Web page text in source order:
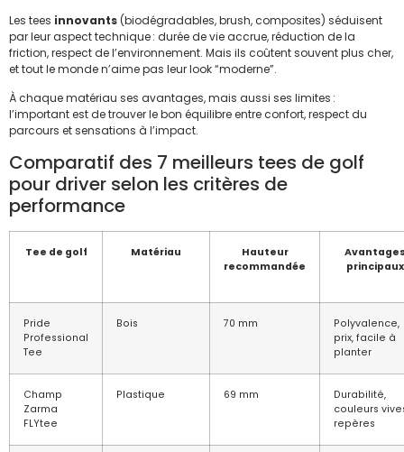
Les tees innovants (biodégradables, brush, composites) séduisent
par leur aspect technique : durée de vie accrue, réduction de la
friction, respect de l’environnement. Mais ils coûtent souvent plus cher,
et tout le monde n’aime pas leur look “moderne”.
À chaque matériau ses avantages, mais aussi ses limites :
l’important est de trouver le bon équilibre entre confort, respect du
parcours et sensations à l’impact.
Comparatif des 7 meilleurs tees de golf
pour driver selon les critères de
performance
Tee de golf Matériau
Hauteur
recommandée
principaux
Pride
Professional
Tee
Bois 70 mm
Polyvalence,
prix, facile à
planter
Champ
Zarma
FLYtee
Plastique 69 mm
Durabilité,
couleurs
repères